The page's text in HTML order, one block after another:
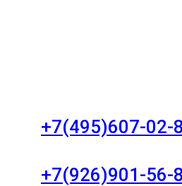
+7(495)607-02-
+7(926)901-56-